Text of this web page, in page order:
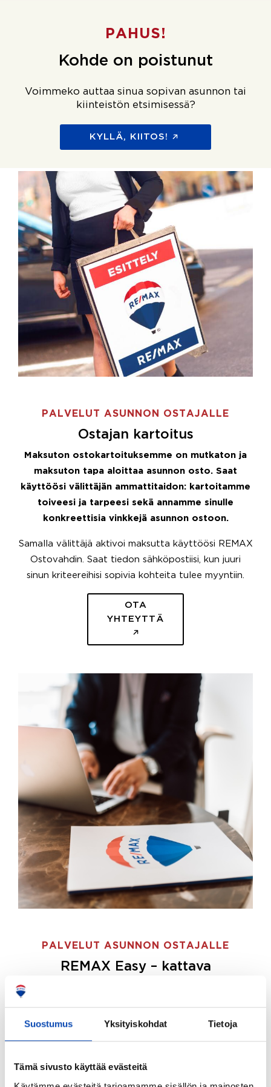
Suostumus Yksityiskohdat Tietoja
Tämä sivusto käyttää evästeitä
PAHUS!
Kohde on poistunut
Voimmeko auttaa sinua sopivan asunnon tai
kiinteistön etsimisessä?
KYLLÄ, KIITOS!
PALVELUT ASUNNON OSTAJALLE
Ostajan kartoitus
Maksuton ostokartoituksemme on mutkaton ja
maksuton tapa aloittaa asunnon osto. Saat
käyttöösi välittäjän ammattitaidon: kartoitamme
toiveesi ja tarpeesi sekä annamme sinulle
konkreettisia vinkkejä asunnon ostoon.
Samalla välittäjä aktivoi maksutta käyttöösi REMAX
Ostovahdin. Saat tiedon sähköpostiisi, kun juuri
sinun kriteereihisi sopivia kohteita tulee myyntiin.
OTA
YHTEYTTÄ
PALVELUT ASUNNON OSTAJALLE
REMAX Easy – kattava
ostajille.
Tee ostotoimeksianto ja etsimme juuri